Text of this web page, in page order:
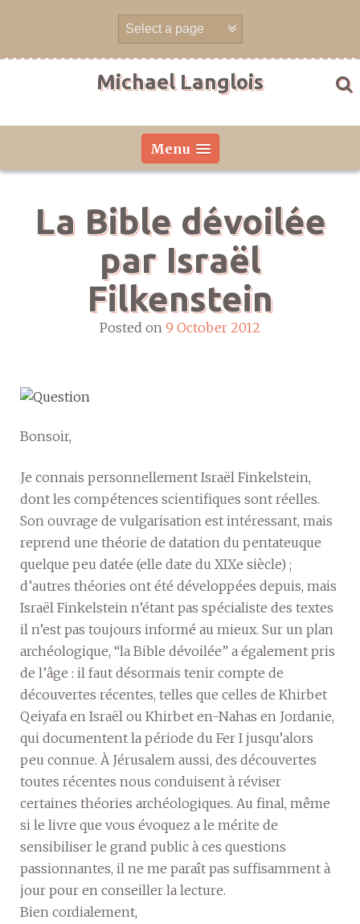
Michael Langlois
Menu
La Bible dévoilée
par Israël
Filkenstein
Posted on 9 October 2012
Bonsoir,
Je connais personnellement Israël Finkelstein,
dont les compétences scientifiques sont réelles.
Son ouvrage de vulgarisation est intéressant, mais
reprend une théorie de datation du pentateuque
quelque peu datée (elle date du XIXe siècle) ;
d’autres théories ont été développées depuis, mais
Israël Finkelstein n’étant pas spécialiste des textes
il n’est pas toujours informé au mieux. Sur un plan
archéologique, “la Bible dévoilée” a également pris
de l’âge : il faut désormais tenir compte de
découvertes récentes, telles que celles de Khirbet
Qeiyafa en Israël ou Khirbet en-Nahas en Jordanie,
qui documentent la période du Fer I jusqu’alors
peu connue. À Jérusalem aussi, des découvertes
toutes récentes nous conduisent à réviser
certaines théories archéologiques. Au final, même
si le livre que vous évoquez a le mérite de
sensibiliser le grand public à ces questions
passionnantes, il ne me paraît pas suffisamment à
jour pour en conseiller la lecture.
Bien cordialement,